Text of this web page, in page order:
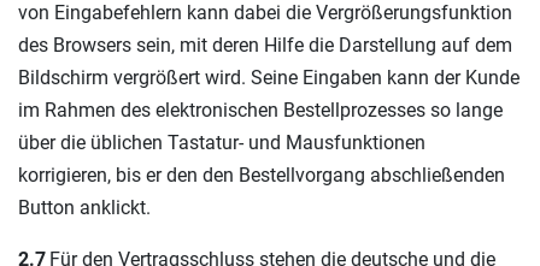
von Eingabefehlern kann dabei die Vergrößerungsfunktion
des Browsers sein, mit deren Hilfe die Darstellung auf dem
Bildschirm vergrößert wird. Seine Eingaben kann der Kunde
im Rahmen des elektronischen Bestellprozesses so lange
über die üblichen Tastatur- und Mausfunktionen
korrigieren, bis er den den Bestellvorgang abschließenden
Button anklickt.
2.7 Für den Vertragsschluss stehen die deutsche und die